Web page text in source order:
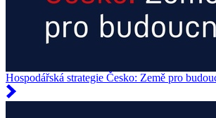
Hospodářská strategie Česko: Země pro